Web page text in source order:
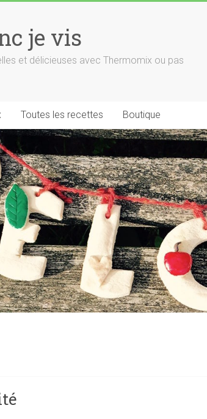
je vis
et délicieuses avec Thermomix ou pas
Toutes les recettes Boutique